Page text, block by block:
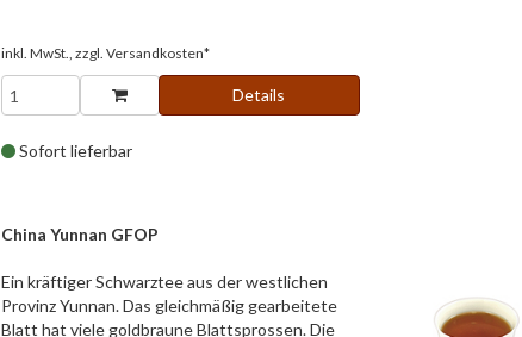
inkl. MwSt., zzgl. Versandkosten*
Details
Sofort lieferbar
China Yunnan GFOP
Ein kräftiger Schwarztee aus der westlichen
Provinz Yunnan. Das gleichmäßig gearbeitete
Blatt hat viele goldbraune Blattsprossen. Die